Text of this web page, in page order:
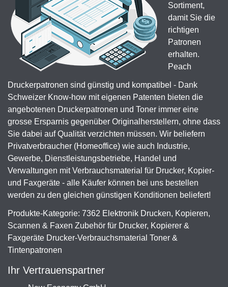
Sortiment,
damit Sie die
richtigen
Patronen
erhalten.
Peach
Druckerpatronen sind günstig und kompatibel - Dank
Schweizer Know-how mit eigenen Patenten bieten die
angebotenen Druckerpatronen und Toner immer eine
grosse Ersparnis gegenüber Originalherstellern, ohne dass
Sie dabei auf Qualität verzichten müssen. Wir beliefern
Privatverbraucher (Homeoffice) wie auch Industrie,
Gewerbe, Dienstleistungsbetriebe, Handel und
Verwaltungen mit Verbrauchsmaterial für Drucker, Kopier-
und Faxgeräte - alle Käufer können bei uns bestellen
werden zu den gleichen günstigen Konditionen beliefert!
Produkte-Kategorie: 7362 Elektronik Drucken, Kopieren,
Scannen & Faxen Zubehör für Drucker, Kopierer &
Faxgeräte Drucker-Verbrauchsmaterial Toner &
Tintenpatronen
Ihr Vertrauenspartner